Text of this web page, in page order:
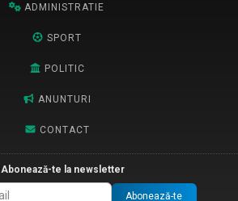
ADMINISTRATIE
SPORT
POLITIC
ANUNTURI
CONTACT
Abonează-te la newsletter
Abonează-te